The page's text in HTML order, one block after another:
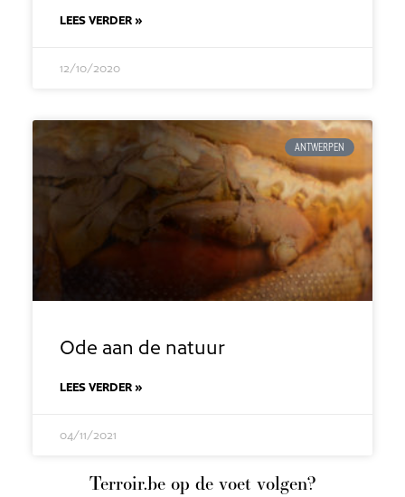
LEES VERDER »
12/10/2020
ANTWERPEN
Ode aan de natuur
LEES VERDER »
04/11/2021
Terroir.be op de voet volgen?